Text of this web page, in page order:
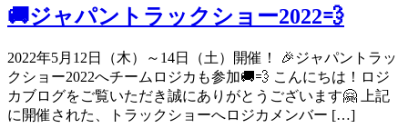
🚚ジャパントラックショー2022💨
2022年5月12日（木）～14日（土）開催！ 🎉ジャパントラッ
クショー2022へチームロジカも参加🚚💨 こんにちは！ロジ
カブログをご覧いただき誠にありがとうございます🤗 上記
に開催された、トラックショーへロジカメンバー […]